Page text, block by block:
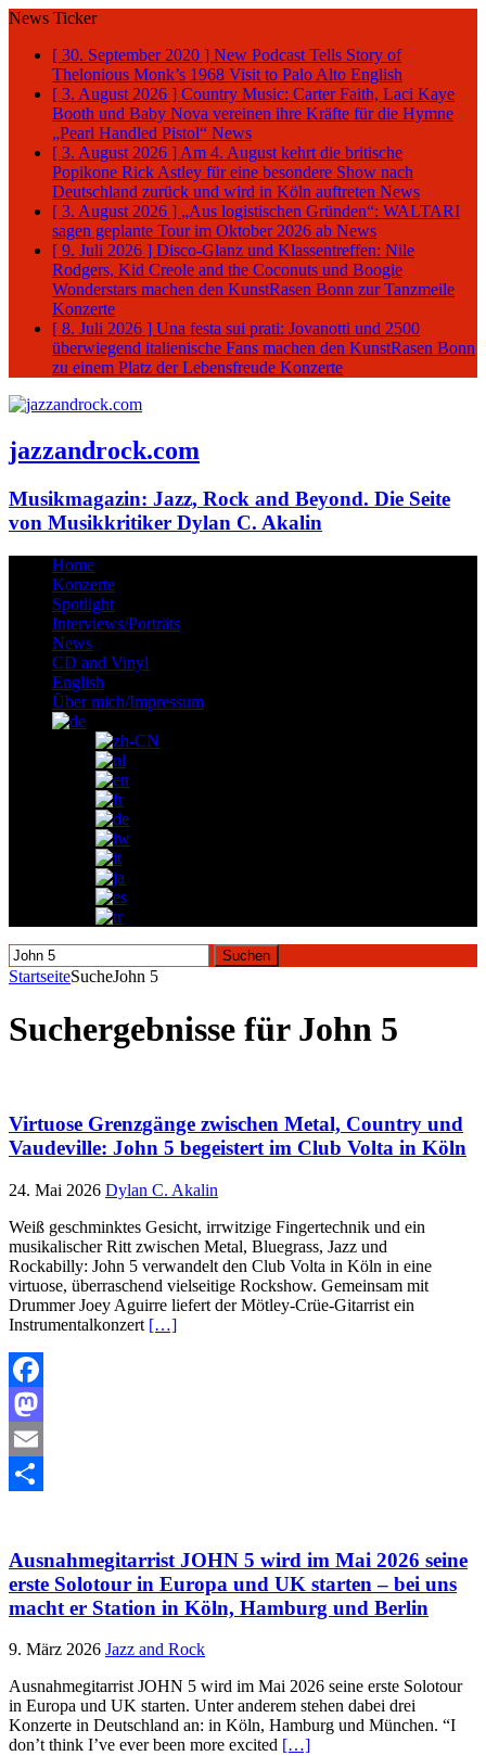
News Ticker
[ 30. September 2020 ] New Podcast Tells Story of
Thelonious Monk’s 1968 Visit to Palo Alto English
[ 3. August 2026 ] Country Music: Carter Faith, Laci Kaye
Booth und Baby Nova vereinen ihre Kräfte für die Hymne
„Pearl Handled Pistol“ News
[ 3. August 2026 ] Am 4. August kehrt die britische
Popikone Rick Astley für eine besondere Show nach
Deutschland zurück und wird in Köln auftreten News
[ 3. August 2026 ] „Aus logistischen Gründen“: WALTARI
sagen geplante Tour im Oktober 2026 ab News
[ 9. Juli 2026 ] Disco-Glanz und Klassentreffen: Nile
Rodgers, Kid Creole and the Coconuts und Boogie
Wonderstars machen den KunstRasen Bonn zur Tanzmeile
Konzerte
[ 8. Juli 2026 ] Una festa sui prati: Jovanotti und 2500
überwiegend italienische Fans machen den KunstRasen Bonn
zu einem Platz der Lebensfreude Konzerte
jazzandrock.com
Musikmagazin: Jazz, Rock and Beyond. Die Seite
von Musikkritiker Dylan C. Akalin
Home
Konzerte
Spotlight
Interviews/Porträts
News
CD and Vinyl
English
Über mich/Impressum
Suchen
nach:
StartseiteSucheJohn 5
Suchergebnisse für John 5
Virtuose Grenzgänge zwischen Metal, Country und
Vaudeville: John 5 begeistert im Club Volta in Köln
24. Mai 2026 Dylan C. Akalin
Weiß geschminktes Gesicht, irrwitzige Fingertechnik und ein
musikalischer Ritt zwischen Metal, Bluegrass, Jazz und
Rockabilly: John 5 verwandelt den Club Volta in Köln in eine
virtuose, überraschend vielseitige Rockshow. Gemeinsam mit
Drummer Joey Aguirre liefert der Mötley-Crüe-Gitarrist ein
Instrumentalkonzert […]
Facebook
Mastodon
Email
Ausnahmegitarrist JOHN 5 wird im Mai 2026 seine
erste Solotour in Europa und UK starten – bei uns
macht er Station in Köln, Hamburg und Berlin
9. März 2026 Jazz and Rock
Ausnahmegitarrist JOHN 5 wird im Mai 2026 seine erste Solotour
in Europa und UK starten. Unter anderem stehen dabei drei
Konzerte in Deutschland an: in Köln, Hamburg und München. “I
don’t think I’ve ever been more excited […]